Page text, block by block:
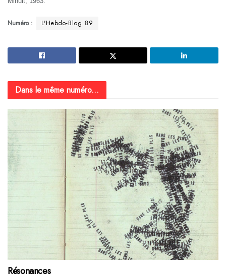
Numéro : L'Hebdo-Blog 89
Dans le même numéro...
Résonances